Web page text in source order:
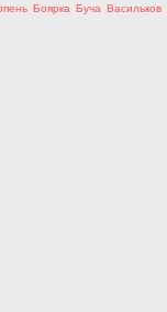
Боярка Буча Васильков